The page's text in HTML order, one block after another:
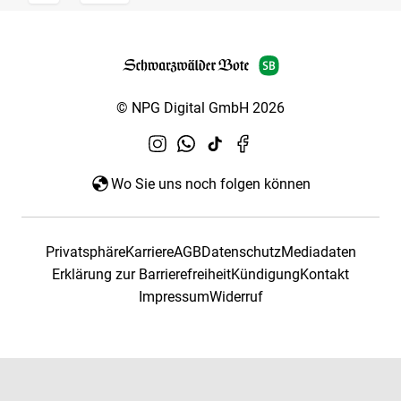
© NPG Digital GmbH 2026
Wo Sie uns noch folgen können
PrivatsphäreKarriereAGBDatenschutzMediadaten
Erklärung zur BarrierefreiheitKündigungKontakt
ImpressumWiderruf